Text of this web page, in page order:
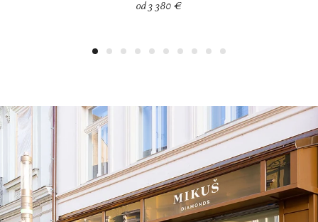
od 3 380 €
1 2 3 4 5 6 7 8 9 10